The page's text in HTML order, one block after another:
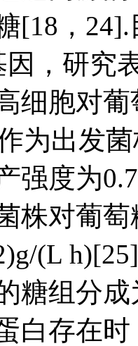
[18，
，研究
细胞对葡
为出发
强度为
株对葡
(L
糖组分
白存在